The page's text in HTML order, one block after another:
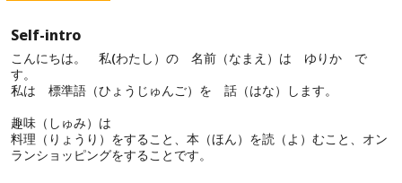
Self-intro
こんにちは。 私(わたし）の 名前（なまえ）は ゆりか で
す。
私は 標準語（ひょうじゅんご）を 話（はな）します。
趣味（しゅみ）は
料理（りょうり）をすること、本（ほん）を読（よ）むこと、オン
ランショッピングをすることです。